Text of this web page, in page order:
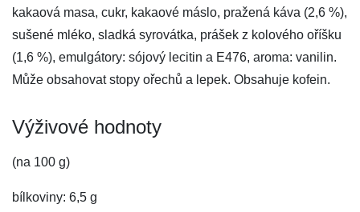
kakaová masa, cukr, kakaové máslo, pražená káva (2,6 %),
sušené mléko, sladká syrovátka, prášek z kolového oříšku
(1,6 %), emulgátory: sójový lecitin a E476, aroma: vanilin.
Může obsahovat stopy ořechů a lepek. Obsahuje kofein.
Výživové hodnoty
(na 100 g)
bílkoviny: 6,5 g